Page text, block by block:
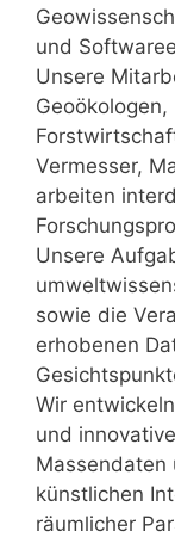
und
Unsere
Vermesser,
arbeiten
Unsere
sowie die
erhobenen
Wir
und
Massendaten
künstlichen
räumlicher